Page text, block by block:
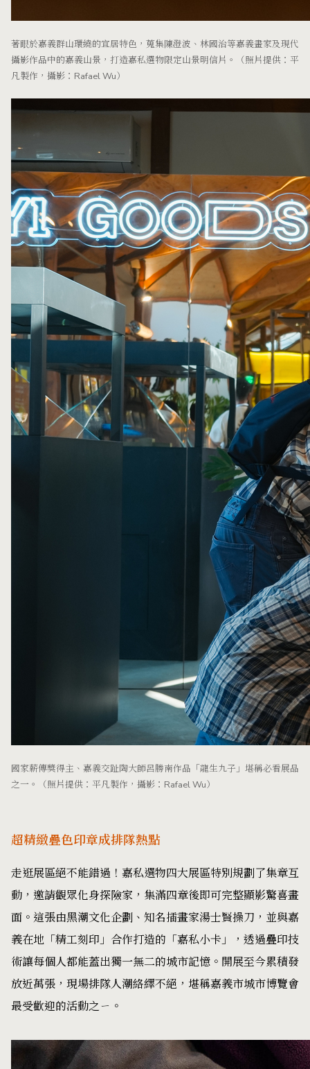
著眼於嘉義群山環繞的宜居特色，蒐集陳澄波、林國治等嘉義畫家及現代
攝影作品中的嘉義山景，打造嘉私選物限定山景明信片。（照片提供：平
凡製作，攝影：Rafael Wu）
國家薪傳獎得主、嘉義交趾陶大師呂勝南作品「龍生九子」堪稱必看展品
之一。（照片提供：平凡製作，攝影：Rafael Wu）
超精緻疊色印章成排隊熱點
走逛展區絕不能錯過！嘉私選物四大展區特別規劃了集章互
動，邀請觀眾化身探險家，集滿四章後即可完整顯影驚喜畫
面。這張由黑潮文化企劃、知名插畫家湯士賢操刀，並與嘉
義在地「精工刻印」合作打造的「嘉私小卡」，透過疊印技
術讓每個人都能蓋出獨一無二的城市記憶。開展至今累積發
放近萬張，現場排隊人潮絡繹不絕，堪稱嘉義市城市博覽會
最受歡迎的活動之ㄧ。